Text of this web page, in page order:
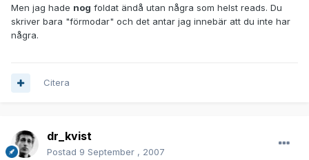
Men jag hade nog foldat ändå utan några som helst reads. Du
skriver bara "förmodar" och det antar jag innebär att du inte har
några.
Citera
dr_kvist
Postad 9 September , 2007